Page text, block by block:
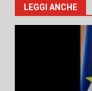
LEGGI ANCHE